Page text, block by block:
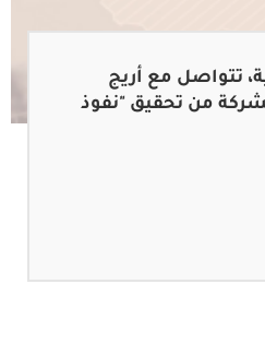
تتواصل مع أريج
من تحقيق "نفوذ